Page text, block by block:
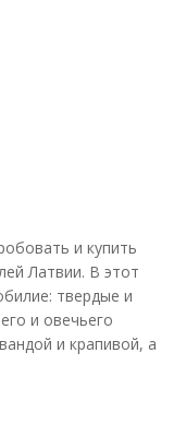
и купить
Латвии. В этот
твердые и
и овечьего
и крапивой, а